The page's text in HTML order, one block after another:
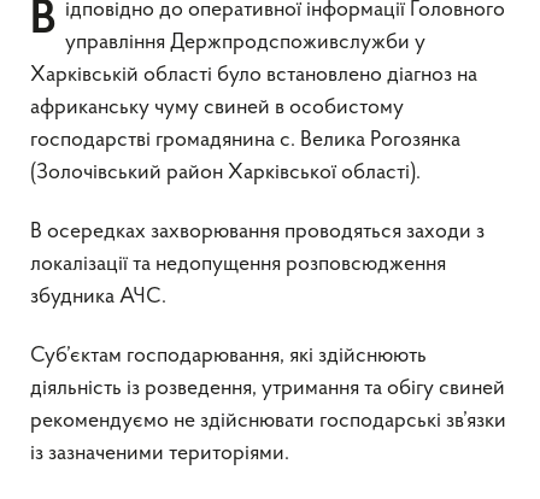
Відповідно до оперативної інформації Головного управління Держпродспоживслужби у
Харківській області було встановлено діагноз на
африканську чуму свиней в особистому
господарстві громадянина с. Велика Рогозянка
(Золочівський район Харківської області).
В осередках захворювання проводяться заходи з
локалізації та недопущення розповсюдження
збудника АЧС.
Суб’єктам господарювання, які здійснюють
діяльність із розведення, утримання та обігу свиней
рекомендуємо не здійснювати господарські зв’язки
із зазначеними територіями.